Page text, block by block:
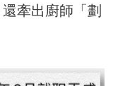
牽出廚師「劃